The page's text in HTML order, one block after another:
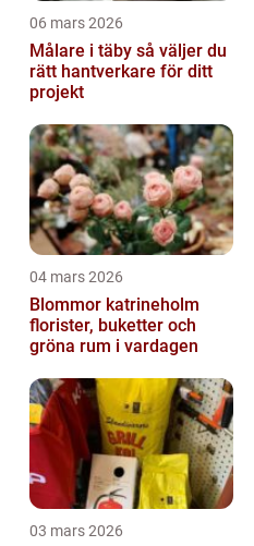
06 mars 2026
Målare i täby så väljer du
rätt hantverkare för ditt
projekt
04 mars 2026
Blommor katrineholm
florister, buketter och
gröna rum i vardagen
03 mars 2026